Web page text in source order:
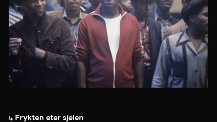
Frykten eter sjelen